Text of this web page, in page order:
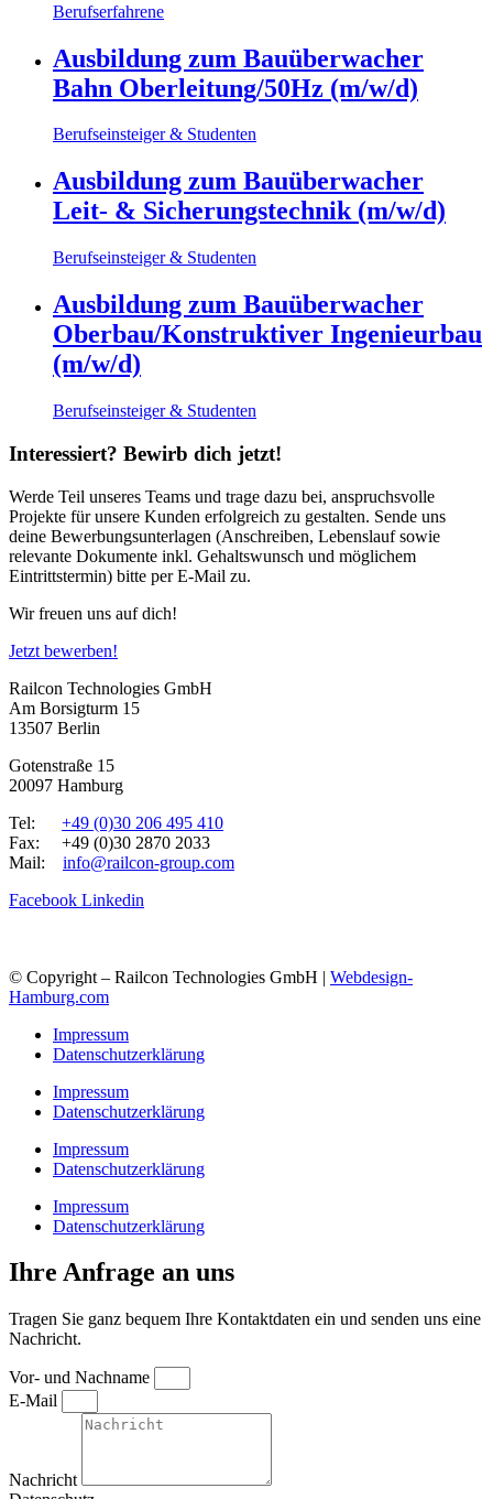
Berufserfahrene
Ausbildung zum Bauüberwacher
Bahn Oberleitung/50Hz (m/w/d)
Berufseinsteiger & Studenten
Ausbildung zum Bauüberwacher
Leit- & Sicherungstechnik (m/w/d)
Berufseinsteiger & Studenten
Ausbildung zum Bauüberwacher
Oberbau/Konstruktiver Ingenieurbau
(m/w/d)
Berufseinsteiger & Studenten
Interessiert? Bewirb dich jetzt!
Werde Teil unseres Teams und trage dazu bei, anspruchsvolle
Projekte für unsere Kunden erfolgreich zu gestalten. Sende uns
deine Bewerbungsunterlagen (Anschreiben, Lebenslauf sowie
relevante Dokumente inkl. Gehaltswunsch und möglichem
Eintrittstermin) bitte per E-Mail zu.
Wir freuen uns auf dich!
Jetzt bewerben!
Railcon Technologies GmbH
Am Borsigturm 15
13507 Berlin
Gotenstraße 15
20097 Hamburg
Tel: +49 (0)30 206 495 410
Fax: +49 (0)30 2870 2033
Mail: info@railcon-group.com
Facebook Linkedin
© Copyright – Railcon Technologies GmbH | Webdesign-
Hamburg.com
Impressum
Datenschutzerklärung
Impressum
Datenschutzerklärung
Impressum
Datenschutzerklärung
Impressum
Datenschutzerklärung
Ihre Anfrage an uns
Tragen Sie ganz bequem Ihre Kontaktdaten ein und senden uns eine
Nachricht.
Vor- und Nachname
E-Mail
Nachricht